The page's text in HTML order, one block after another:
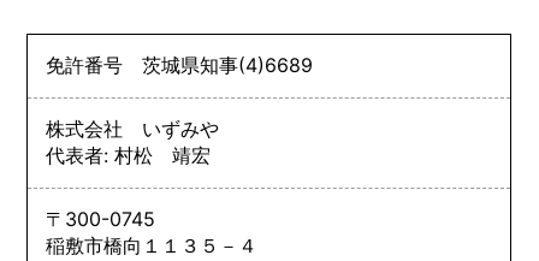
免許番号茨城県知事(4)6689
株式会社 いずみや
代表者: 村松 靖宏
〒300-0745
稲敷市橋向１１３５－４